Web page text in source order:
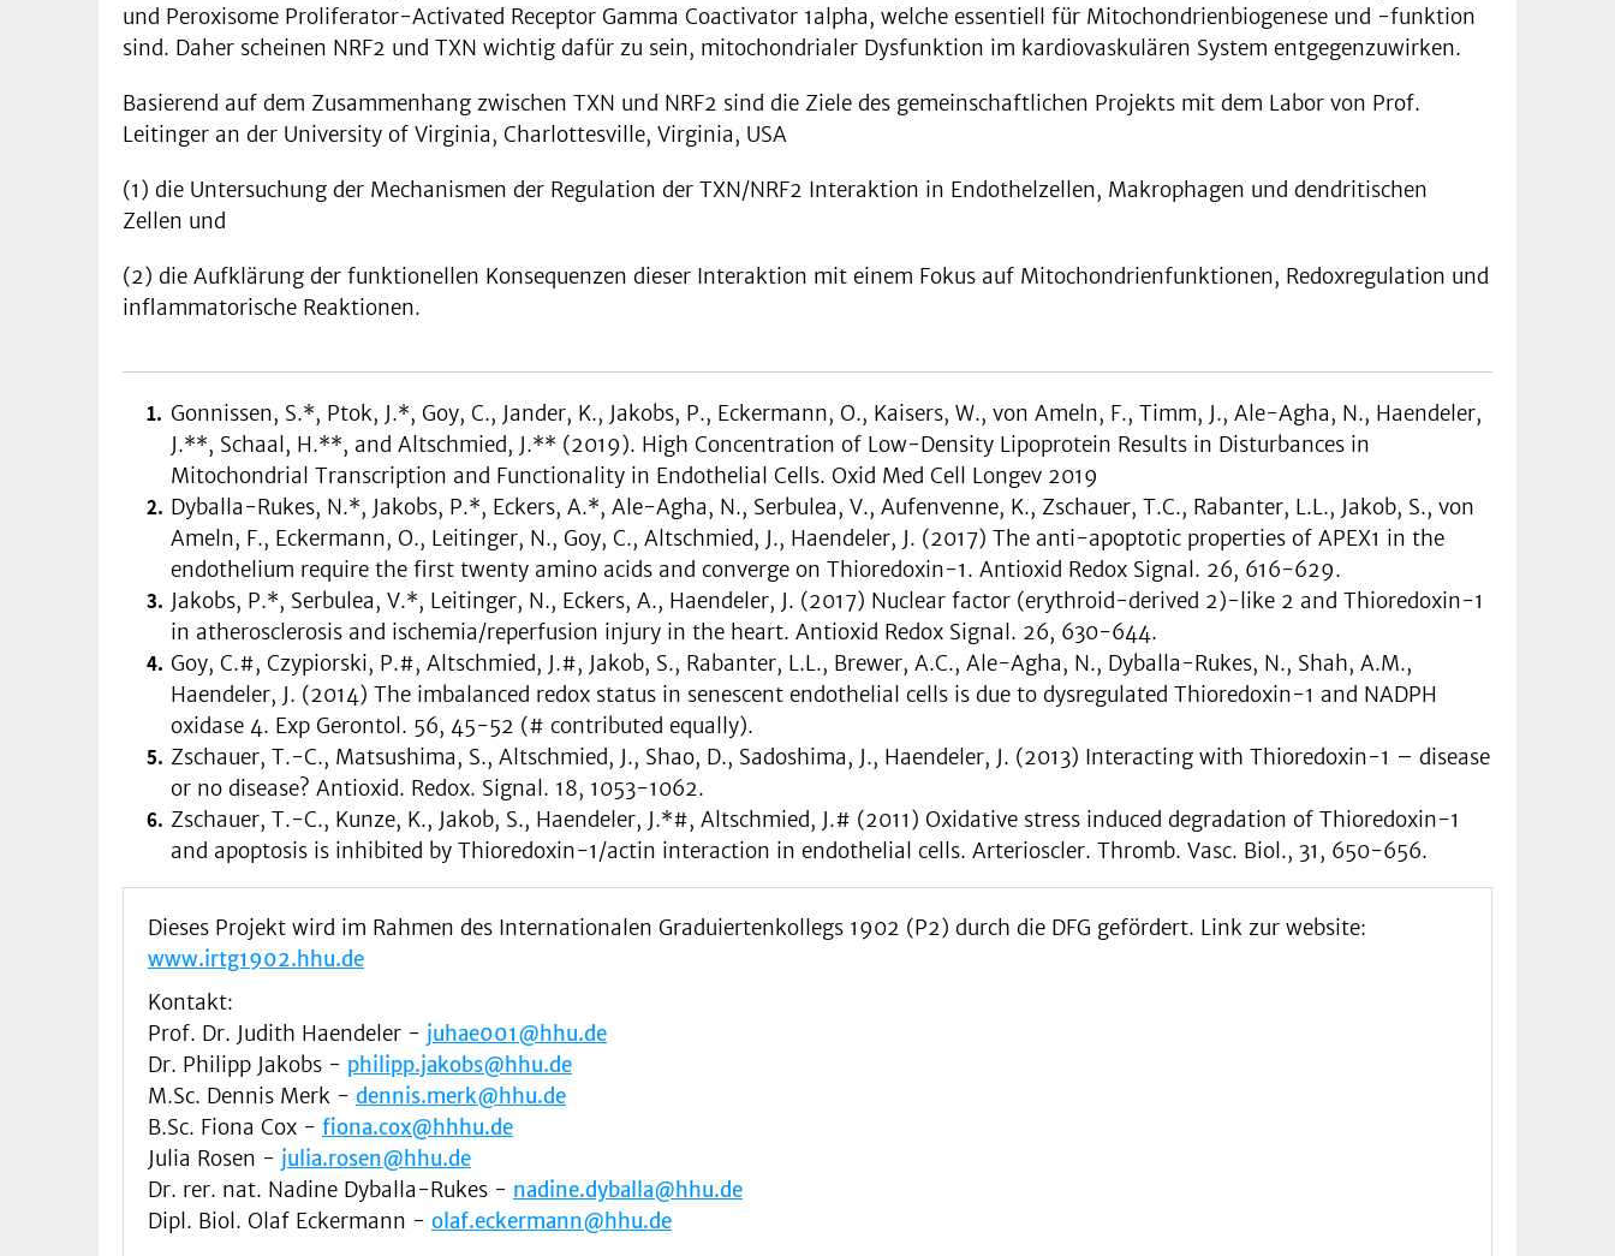
und Peroxisome Proliferator-Activated Receptor Gamma Coactivator 1alpha, welche essentiell für Mitochondrienbiogenese und -funktion
sind. Daher scheinen NRF2 und TXN wichtig dafür zu sein, mitochondrialer Dysfunktion im kardiovaskulären System entgegenzuwirken.
Basierend auf dem Zusammenhang zwischen TXN und NRF2 sind die Ziele des gemeinschaftlichen Projekts mit dem Labor von Prof.
Leitinger an der University of Virginia, Charlottesville, Virginia, USA
(1) die Untersuchung der Mechanismen der Regulation der TXN/NRF2 Interaktion in Endothelzellen, Makrophagen und dendritischen
Zellen und
(2) die Aufklärung der funktionellen Konsequenzen dieser Interaktion mit einem Fokus auf Mitochondrienfunktionen, Redoxregulation und
inflammatorische Reaktionen.
Gonnissen, S.*, Ptok, J.*, Goy, C., Jander, K., Jakobs, P., Eckermann, O., Kaisers, W., von Ameln, F., Timm, J., Ale-Agha, N., Haendeler,
J.**, Schaal, H.**, and Altschmied, J.** (2019). High Concentration of Low-Density Lipoprotein Results in Disturbances in
Mitochondrial Transcription and Functionality in Endothelial Cells. Oxid Med Cell Longev 2019
Dyballa-Rukes, N.*, Jakobs, P.*, Eckers, A.*, Ale-Agha, N., Serbulea, V., Aufenvenne, K., Zschauer, T.C., Rabanter, L.L., Jakob, S., von
Ameln, F., Eckermann, O., Leitinger, N., Goy, C., Altschmied, J., Haendeler, J. (2017) The anti-apoptotic properties of APEX1 in the
endothelium require the first twenty amino acids and converge on Thioredoxin-1. Antioxid Redox Signal. 26, 616-629.
Jakobs, P.*, Serbulea, V.*, Leitinger, N., Eckers, A., Haendeler, J. (2017) Nuclear factor (erythroid-derived 2)-like 2 and Thioredoxin-1
in atherosclerosis and ischemia/reperfusion injury in the heart. Antioxid Redox Signal. 26, 630-644.
Goy, C.#, Czypiorski, P.#, Altschmied, J.#, Jakob, S., Rabanter, L.L., Brewer, A.C., Ale-Agha, N., Dyballa-Rukes, N., Shah, A.M.,
Haendeler, J. (2014) The imbalanced redox status in senescent endothelial cells is due to dysregulated Thioredoxin-1 and NADPH
oxidase 4. Exp Gerontol. 56, 45-52 (# contributed equally).
Zschauer, T.-C., Matsushima, S., Altschmied, J., Shao, D., Sadoshima, J., Haendeler, J. (2013) Interacting with Thioredoxin-1 – disease
or no disease? Antioxid. Redox. Signal. 18, 1053-1062.
Zschauer, T.-C., Kunze, K., Jakob, S., Haendeler, J.*#, Altschmied, J.# (2011) Oxidative stress induced degradation of Thioredoxin-1
and apoptosis is inhibited by Thioredoxin-1/actin interaction in endothelial cells. Arterioscler. Thromb. Vasc. Biol., 31, 650-656.
Dieses Projekt wird im Rahmen des Internationalen Graduiertenkollegs 1902 (P2) durch die DFG gefördert. Link zur website:
www.irtg1902.hhu.de
Kontakt:
Prof. Dr. Judith Haendeler - juhae001@hhu.de
Dr. Philipp Jakobs - philipp.jakobs@hhu.de
M.Sc. Dennis Merk - dennis.merk@hhu.de
B.Sc. Fiona Cox - fiona.cox@hhhu.de
Julia Rosen - julia.rosen@hhu.de
Dr. rer. nat. Nadine Dyballa-Rukes - nadine.dyballa@hhu.de
Dipl. Biol. Olaf Eckermann - olaf.eckermann@hhu.de